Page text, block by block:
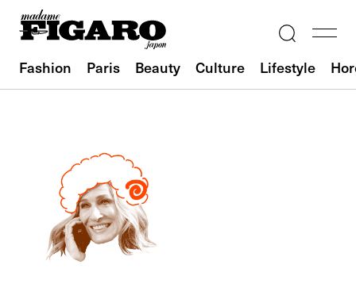
Fashion Paris Beauty Culture Lifestyle